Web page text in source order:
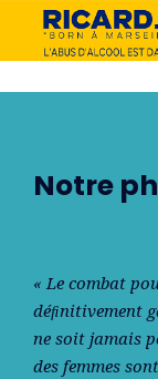
Notre
« Le combat
déﬁnitivement
ne soit jamais
des femmes